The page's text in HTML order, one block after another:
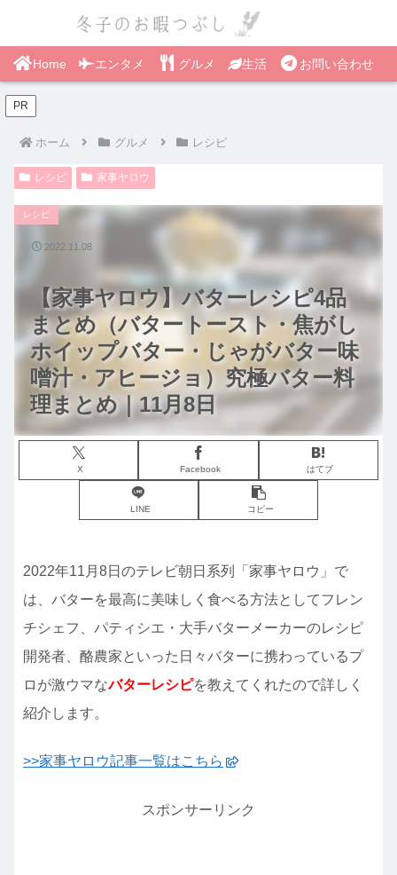
Home エンタメ グルメ 生活 お問い合わせ
PR
ホーム グルメ レシピ
レシピ 家事ヤロウ
【家事ヤロウ】バターレシピ4品
まとめ（バタートースト・焦がし
ホイップバター・じゃがバター味
噌汁・アヒージョ）究極バター料
理まとめ｜11月8日
レシピ
X Facebook はてブ
LINE コピー
2022.11.08
2022年11月8日のテレビ朝日系列「家事ヤロウ」で
は、バターを最高に美味しく食べる方法としてフレン
チシェフ、パティシエ・大手バターメーカーのレシピ
開発者、酪農家といった日々バターに携わっているプ
ロが激ウマなバターレシピを教えてくれたので詳しく
紹介します。
>>家事ヤロウ記事一覧はこちら
スポンサーリンク